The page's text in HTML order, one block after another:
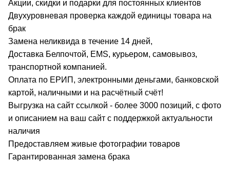
Акции, скидки и подарки для постоянных клиентов
Двухуровневая проверка каждой единицы товара на
брак
Замена неликвида в течение 14 дней,
Доставка Белпочтой, EMS, курьером, самовывоз,
транспортной компанией.
Оплата по ЕРИП, электронными деньгами, банковской
картой, наличными и на расчётный счёт!
Выгрузка на сайт ссылкой - более 3000 позиций, с фото
и описанием на ваш сайт с поддержкой актуальности
наличия
Предоставляем живые фотографии товаров
Гарантированная замена брака